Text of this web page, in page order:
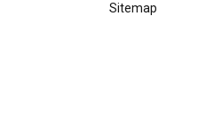
Sitemap